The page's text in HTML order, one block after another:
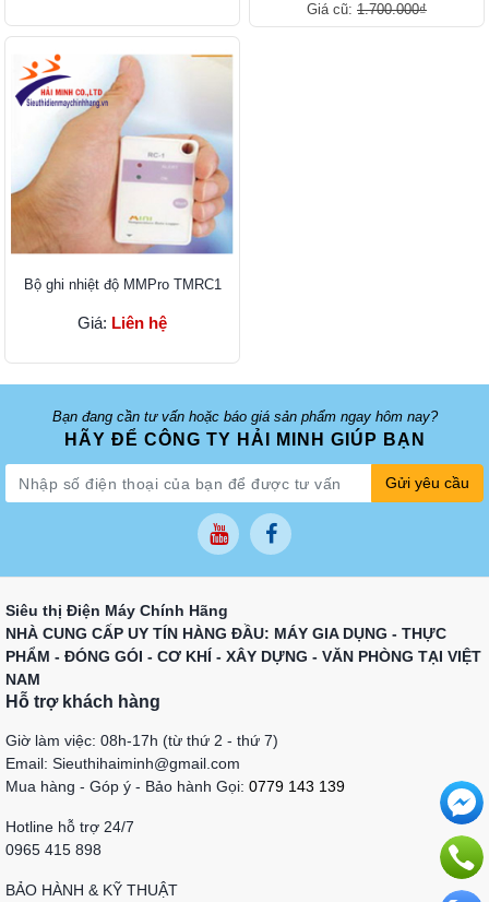
Giá cũ: 1.700.000₫
Bộ ghi nhiệt độ MMPro TMRC1
Giá: Liên hệ
Bạn đang cần tư vấn hoặc báo giá sản phẩm ngay hôm nay?
HÃY ĐỂ CÔNG TY HẢI MINH GIÚP BẠN
Gửi yêu cầu
Siêu thị Điện Máy Chính Hãng
NHÀ CUNG CẤP UY TÍN HÀNG ĐẦU: MÁY GIA DỤNG - THỰC
PHẨM - ĐÓNG GÓI - CƠ KHÍ - XÂY DỰNG - VĂN PHÒNG TẠI VIỆT
NAM
Hỗ trợ khách hàng
Giờ làm việc: 08h-17h (từ thứ 2 - thứ 7)
Email: Sieuthihaiminh@gmail.com
Mua hàng - Góp ý - Bảo hành Gọi: 0779 143 139
Hotline hỗ trợ 24/7
0965 415 898
BẢO HÀNH & KỸ THUẬT